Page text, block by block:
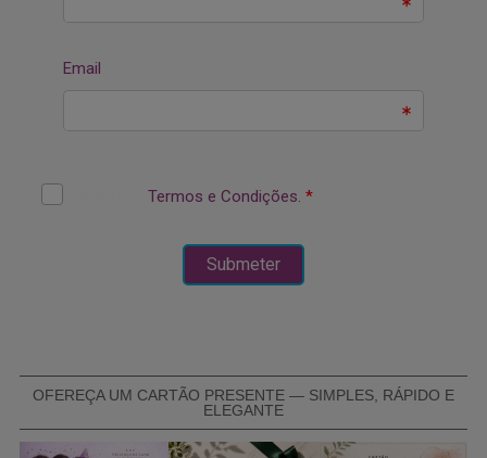
OFEREÇA UM CARTÃO PRESENTE — SIMPLES, RÁPIDO E
ELEGANTE